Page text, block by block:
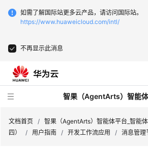
如需了解国际站更多云产品，请访问国际站。
https://www.huaweicloud.com/intl/
不再显示此消息
智果（AgentArts）智能
文档首页 / 智果（AgentArts）智能体平台_智能
四）
/ 用户指南 / 开发工作流应用 / 消息管理